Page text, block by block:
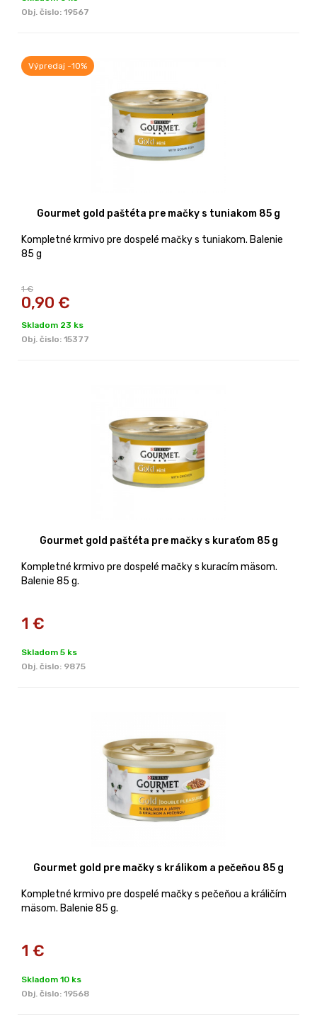
Obj. čislo: 19567
Výpredaj -10%
Gourmet gold paštéta pre mačky s tuniakom 85 g
Kompletné krmivo pre dospelé mačky s tuniakom. Balenie
85 g
1 €
0,90 €
Skladom 23 ks
Obj. čislo: 15377
Gourmet gold paštéta pre mačky s kuraťom 85 g
Kompletné krmivo pre dospelé mačky s kuracím mäsom.
Balenie 85 g.
1 €
Skladom 5 ks
Obj. čislo: 9875
Gourmet gold pre mačky s králikom a pečeňou 85 g
Kompletné krmivo pre dospelé mačky s pečeňou a králičím
mäsom. Balenie 85 g.
1 €
Skladom 10 ks
Obj. čislo: 19568